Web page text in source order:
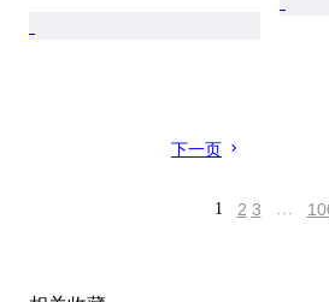
下一页
1 2 3 …